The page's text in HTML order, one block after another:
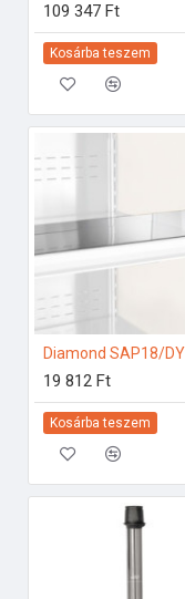
109 347 Ft
Kosárba teszem
19 812 Ft
Kosárba teszem